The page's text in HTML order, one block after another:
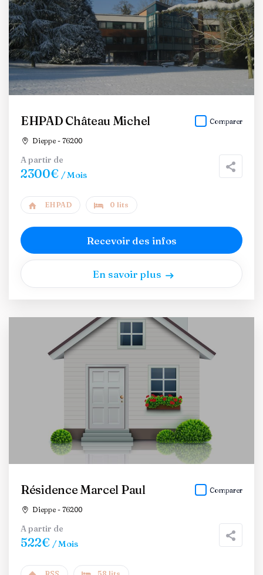
EHPAD Château Michel
Dieppe - 76200
Comparer
A partir de
2300€ / Mois
EHPAD 0 lits
Recevoir des infos
En savoir plus
Résidence Marcel Paul
Dieppe - 76200
Comparer
A partir de
522€ / Mois